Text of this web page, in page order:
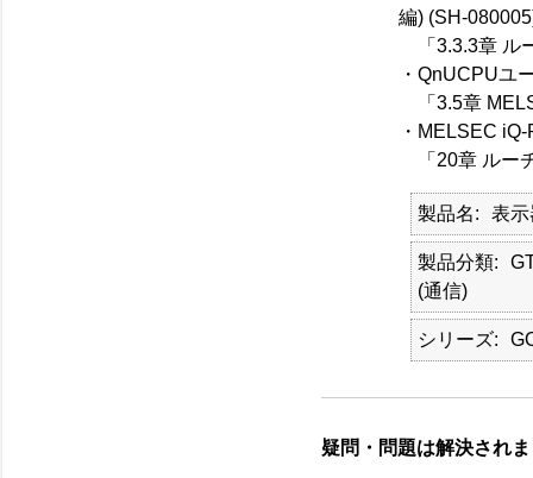
編) (SH-
「3.3.3章 ル
・QnUCPUユ
「3.5章
・MELSEC
「20章 ルー
製品名 表示
製品分類
(通信)
シリーズ
疑問・問題は解決され